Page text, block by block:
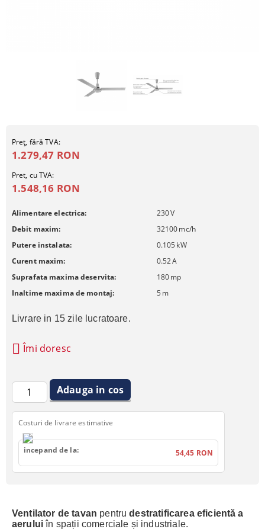
Ventilator de tavan pentrudestratificarea eficientă a
aeruluiîn spații comerciale și industriale.
Preţ, fără TVA:
1.279,47 RON
Pret, cu TVA:
1.548,16 RON
Alimentare electrica: 230V
Debit maxim:
32100mc/h
Putere instalata:
0.105 kW
Curent maxim:
0.52A
Suprafata maxima deservita:
180mp
Inaltime maxima de montaj:
5 m
Livrare in 15 zile lucratoare.
Îmi doresc
Costuri de livrare estimative
incepand de la: 54,45 RON